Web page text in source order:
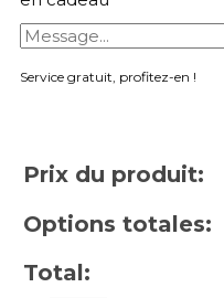
Service gratuit, profitez-en !
Prix du produit:
Options totales:
Total: